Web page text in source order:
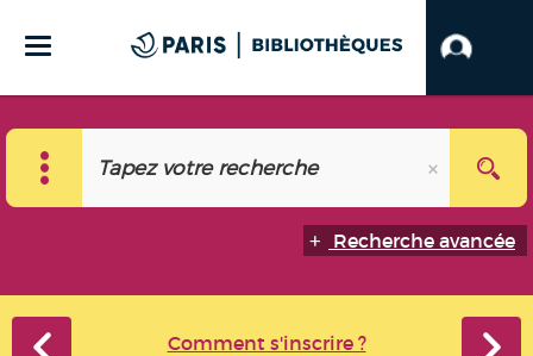
Recherche avancée
Comment s'inscrire ?